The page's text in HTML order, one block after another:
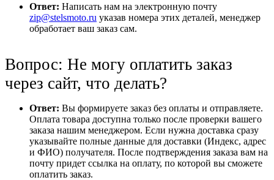
Ответ: Написать нам на электронную почту
zip@stelsmoto.ru указав номера этих деталей, менеджер
обработает ваш заказ сам.
Вопрос: Не могу оплатить заказ
через сайт, что делать?
Ответ: Вы формируете заказ без оплаты и отправляете.
Оплата товара доступна только после проверки вашего
заказа нашим менеджером. Если нужна доставка сразу
указывайте полные данные для доставки (Индекс, адрес
и ФИО) получателя. После подтверждения заказа вам на
почту придет ссылка на оплату, по которой вы сможете
оплатить заказ.